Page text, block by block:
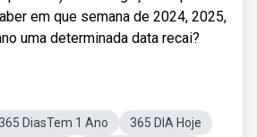
em que semana de 2024, 2025,
uma determinada data recai?
DiasTem 1 Ano
365 DIA Hoje